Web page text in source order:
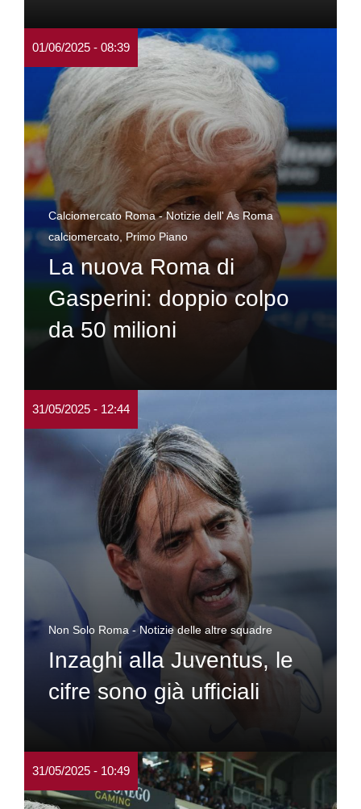
01/06/2025 - 08:39
Calciomercato Roma - Notizie dell' As Roma
calciomercato Primo Piano
La nuova Roma di
Gasperini: doppio colpo
da 50 milioni
31/05/2025 - 12:44
Non Solo Roma - Notizie delle altre squadre
Inzaghi alla Juventus, le
cifre sono già ufficiali
31/05/2025 - 10:49